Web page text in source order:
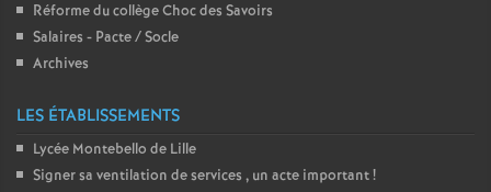
Réforme du collège Choc des Savoirs
Salaires - Pacte / Socle
Archives
LES ÉTABLISSEMENTS
Lycée Montebello de Lille
Signer sa ventilation de services , un acte important!